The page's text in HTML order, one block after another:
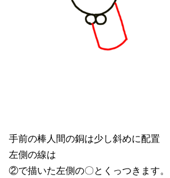
手前の棒人間の銅は少し斜めに配置
左側の線は
②で描いた左側の〇とくっつきます。